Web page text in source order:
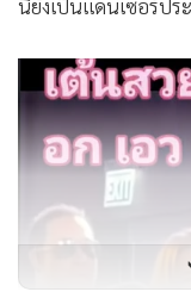
นี้ยังเป็นแดนเซอร์ปร